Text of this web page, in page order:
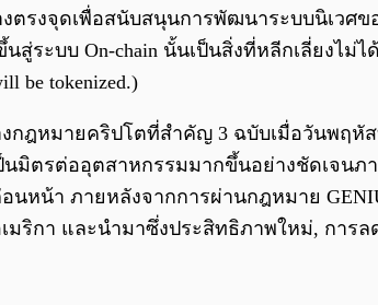
งจุดเพื่อสนับสนุนการพัฒนาระบบนิเวศขอ
สู่ระบบ On-chain นั้นเป็นสิ่งที่หลีกเลี่ยงไ
be tokenized.)
ฎหมายคริปโตที่สำคัญ 3 ฉบับเมื่อวันพฤหัส
นมิตรต่ออุตสาหกรรมมากขึ้นอย่างชัดเจน
น้า ภายหลังจากการผ่านกฎหมาย
ริกา และนำมาซึ่งประสิทธิภาพใหม่, การ